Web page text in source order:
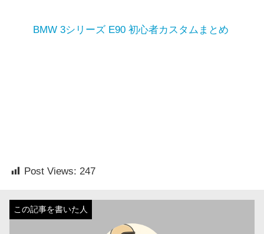
BMW 3シリーズ E90 初心者カスタムまとめ
Post Views: 247